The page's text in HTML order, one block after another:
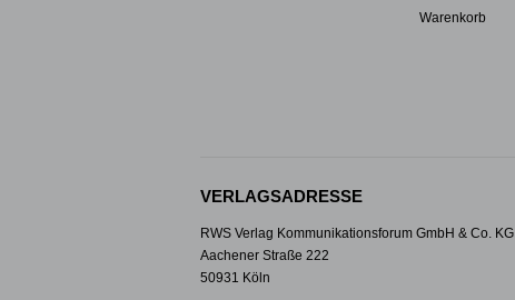
Warenkorb
VERLAGSADRESSE
RWS Verlag Kommunikationsforum GmbH & Co. KG
Aachener Straße 222
50931 Köln